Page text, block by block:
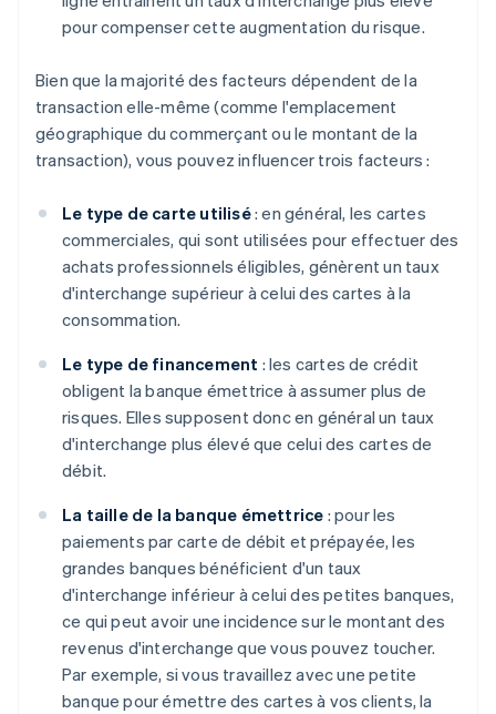
pour compenser cette augmentation du risque.
Bien que la majorité des facteurs dépendent de la
transaction elle-même (comme l'emplacement
géographique du commerçant ou le montant de la
transaction), vous pouvez influencer trois facteurs :
Le type de carte utilisé: en général, les cartes
commerciales, qui sont utilisées pour effectuer des
achats professionnels éligibles, génèrent un taux
d'interchange supérieur à celui des cartes à la
consommation.
Le type de financement : les cartes de crédit
obligent la banque émettrice à assumer plus de
risques. Elles supposent donc en général un taux
d'interchange plus élevé que celui des cartes de
débit.
La taille de la banque émettrice : pour les
paiements par carte de débit et prépayée, les
grandes banques bénéficient d'un taux
d'interchange inférieur à celui des petites banques,
ce qui peut avoir une incidence sur le montant des
revenus d'interchange que vous pouvez toucher.
Par exemple, si vous travaillez avec une petite
banque pour émettre des cartes à vos clients, la